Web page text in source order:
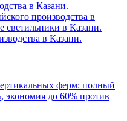
в Казани.
производства в
светильники в Казани.
в Казани.
ферм: полный
экономия до 60% против